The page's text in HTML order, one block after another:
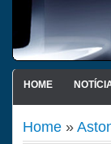
HOME
Home »